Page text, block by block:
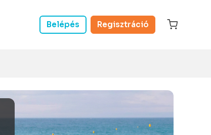
Belépés Regisztráció